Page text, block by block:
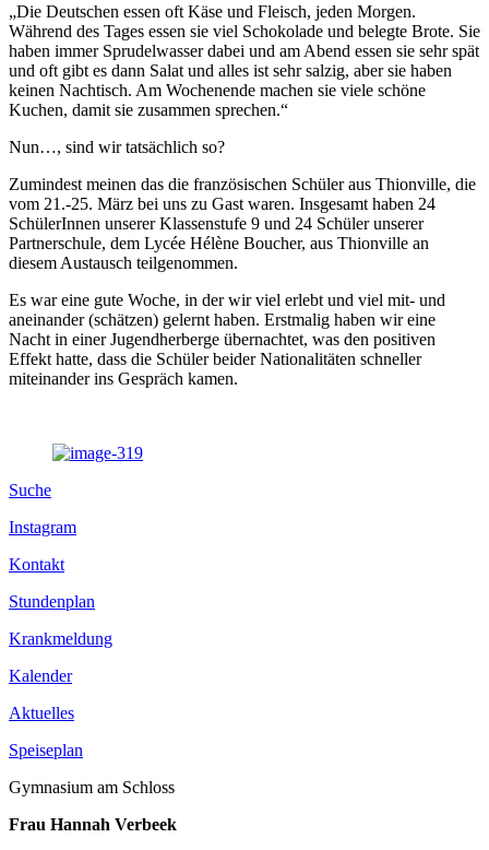
„Die Deutschen essen oft Käse und Fleisch, jeden Morgen.
Während des Tages essen sie viel Schokolade und belegte Brote. Sie
haben immer Sprudelwasser dabei und am Abend essen sie sehr spät
und oft gibt es dann Salat und alles ist sehr salzig, aber sie haben
keinen Nachtisch. Am Wochenende machen sie viele schöne
Kuchen, damit sie zusammen sprechen.“
Nun…, sind wir tatsächlich so?
Zumindest meinen das die französischen Schüler aus Thionville, die
vom 21.-25. März bei uns zu Gast waren. Insgesamt haben 24
SchülerInnen unserer Klassenstufe 9 und 24 Schüler unserer
Partnerschule, dem Lycée Hélène Boucher, aus Thionville an
diesem Austausch teilgenommen.
Es war eine gute Woche, in der wir viel erlebt und viel mit- und
aneinander (schätzen) gelernt haben. Erstmalig haben wir eine
Nacht in einer Jugendherberge übernachtet, was den positiven
Effekt hatte, dass die Schüler beider Nationalitäten schneller
miteinander ins Gespräch kamen.
Suche
Instagram
Kontakt
Stundenplan
Krankmeldung
Kalender
Aktuelles
Speiseplan
Gymnasium am Schloss
Frau Hannah Verbeek